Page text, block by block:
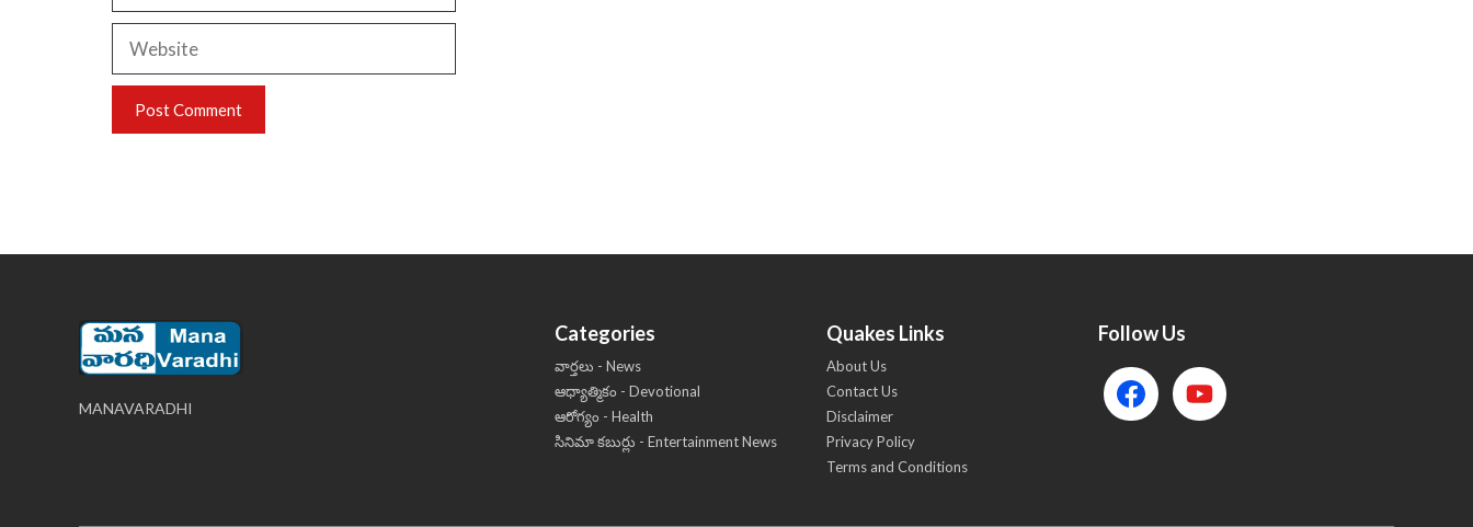
MANAVARADHI
Categories
వార్తలు - News
ఆధ్యాత్మికం - Devotional
ఆరోగ్యం - Health
సినిమా కబుర్లు - Entertainment News
Quakes Links
About Us
Contact Us
Disclaimer
Privacy Policy
Terms and Conditions
Follow Us